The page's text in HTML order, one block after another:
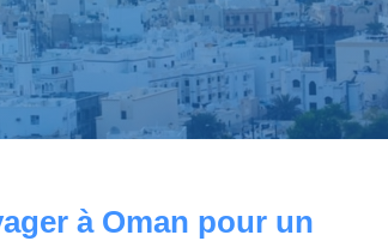
à Oman pour un